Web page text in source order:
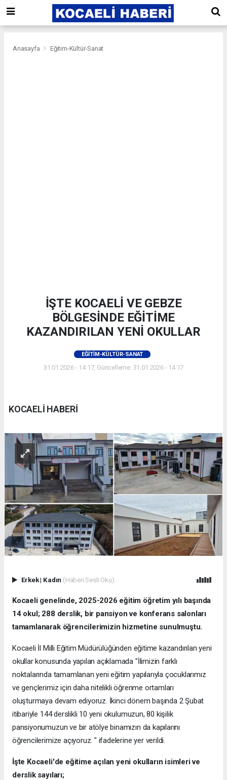
Anasayfa Eğitim-Kültür-Sanat
İŞTE KOCAELİ VE GEBZE
BÖLGESİNDE EĞİTİME
KAZANDIRILAN YENİ OKULLAR
EĞITIM-KÜLTÜR-SANAT
31.01.2026 - 14:17, Güncelleme: 31.01.2026 - 14:17
KOCAELİ HABERİ
Erkek| Kadın (Haberi Sesli Oku)
Kocaeli genelinde, 2025-2026 eğitim öğretim yılı başında
14 okul; 288 derslik, bir pansiyon ve konferans salonları
tamamlanarak öğrencilerimizin hizmetine sunulmuştu.
Kocaeli İl Milli Eğitim Müdürülüğünden eğitime kazandırılan yeni
okullar konusunda yapılan açıklamada "İlimizin farklı
noktalarında tamamlanan yeni eğitim yapılarıyla çocuklarımız
ve gençlerimiz için daha nitelikli öğrenme ortamları
oluşturmaya devam ediyoruz. İkinci dönem başında 2 Şubat
itibariyle 144 derslikli 10 yeni okulumuzun, 80 kişilik
pansiyonumuzun ve bir atölye binamızın da kapılarını
öğrencilerimize açıyoruz. " ifadelerine yer verildi.
İşte Kocaeli'de eğitime açılan yeni okulların isimleri ve
derslik sayıları;